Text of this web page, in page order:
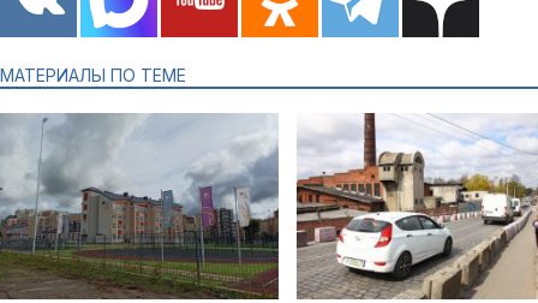
МАТЕРИАЛЫ ПО ТЕМЕ